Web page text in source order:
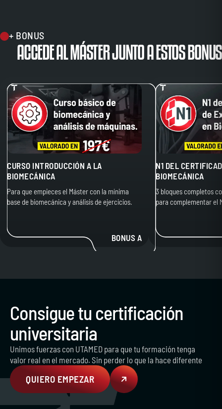
+ BONUS
ACCEDE AL MÁSTER JUNTO A ESTOS BONUS
BONUS A
CURSO INTRODUCCIÓN A LA
BIOMECÁNICA
Para que empieces el Máster con la mínima
base de biomecánica y análisis de ejercicios.
N1 DEL
BIOMECÁNICA
3 bloques completos
para complementar el
Consigue tu certificación
universitaria
Unimos fuerzas con UTAMED para que tu formación tenga
valor real en el mercado. Sin perder lo que la hace diferente
QUIERO EMPEZAR